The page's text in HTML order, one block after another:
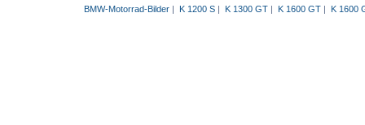
BMW-Motorrad-Bilder| K 1200 S| K 1300 GT| K 1600 GT| K 1600